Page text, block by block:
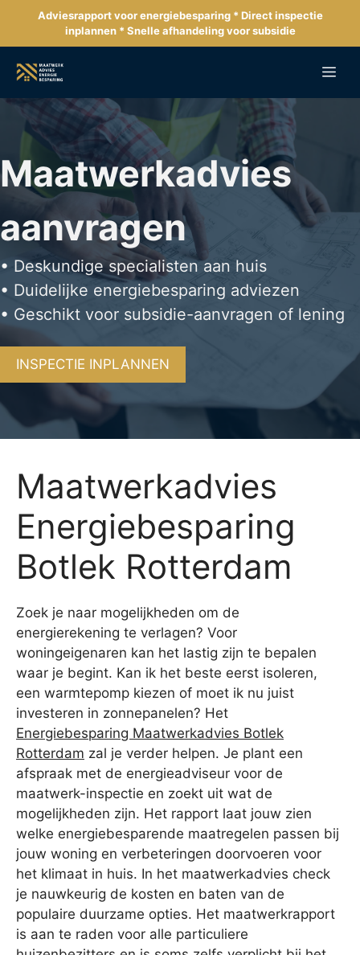
de
inhoud
Adviesrapport voor energiebesparing * Direct inspectie
inplannen * Snelle afhandeling voor subsidie
Maatwerkadvies
aanvragen
• Deskundige specialisten aan huis
• Duidelijke energiebesparing adviezen
• Geschikt voor subsidie-aanvragen of lening
INSPECTIE INPLANNEN
Maatwerkadvies
Energiebesparing
Botlek Rotterdam
Zoek je naar mogelijkheden om de
energierekening te verlagen? Voor
woningeigenaren kan het lastig zijn te bepalen
waar je begint. Kan ik het beste eerst isoleren,
een warmtepomp kiezen of moet ik nu juist
investeren in zonnepanelen? Het
Energiebesparing Maatwerkadvies Botlek
Rotterdam zal je verder helpen. Je plant een
afspraak met de energieadviseur voor de
maatwerk-inspectie en zoekt uit wat de
mogelijkheden zijn. Het rapport laat jouw zien
welke energiebesparende maatregelen passen bij
jouw woning en verbeteringen doorvoeren voor
het klimaat in huis. In het maatwerkadvies check
je nauwkeurig de kosten en baten van de
populaire duurzame opties. Het maatwerkrapport
is aan te raden voor alle particuliere